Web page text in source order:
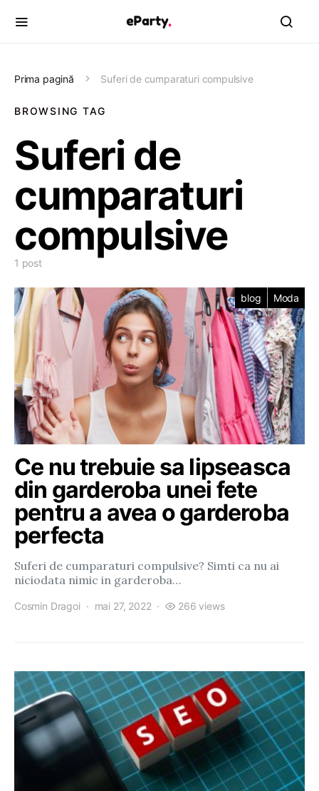
Prima pagină Suferi de cumparaturi compulsive
BROWSING TAG
Suferi de
cumparaturi
compulsive
1 post
blog Moda
Ce nu trebuie sa lipseasca
din garderoba unei fete
pentru a avea o garderoba
perfecta
Suferi de cumparaturi compulsive? Simti ca nu ai
niciodata nimic in garderoba…
Cosmin Dragoi mai 27, 2022 266 views